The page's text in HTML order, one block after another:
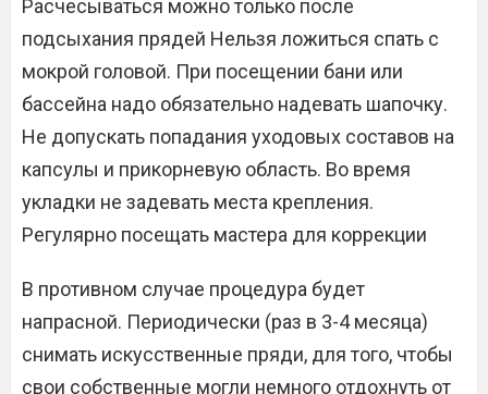
Расчесываться можно только после
подсыхания прядей Нельзя ложиться спать с
мокрой головой. При посещении бани или
бассейна надо обязательно надевать шапочку.
Не допускать попадания уходовых составов на
капсулы и прикорневую область. Во время
укладки не задевать места крепления.
Регулярно посещать мастера для коррекции
В противном случае процедура будет
напрасной. Периодически (раз в 3-4 месяца)
снимать искусственные пряди, для того, чтобы
свои собственные могли немного отдохнуть от